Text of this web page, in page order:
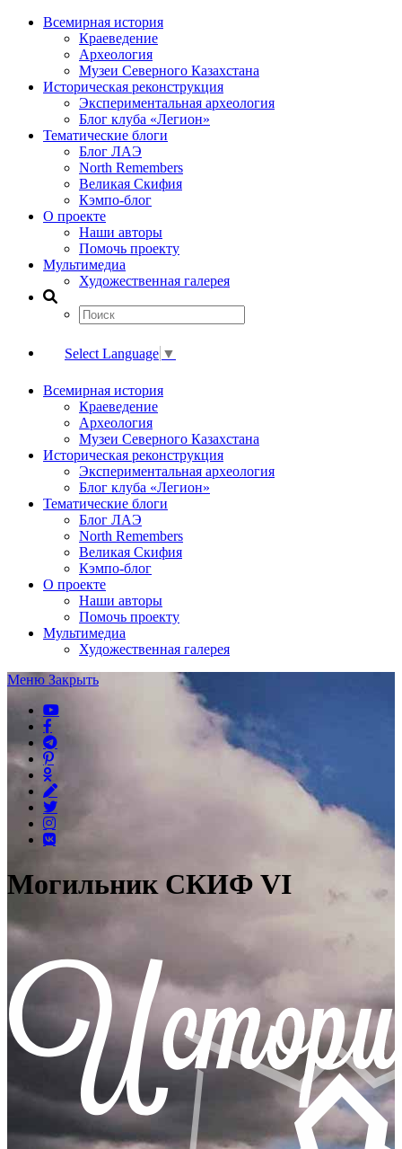
Всемирная история
Краеведение
Археология
Музеи Северного Казахстана
Историческая реконструкция
Экспериментальная археология
Блог клуба «Легион»
Тематические блоги
Блог ЛАЭ
North Remembers
Великая Скифия
Кэмпо-блог
О проекте
Наши авторы
Помочь проекту
Мультимедиа
Художественная галерея
Select Language ▼
Всемирная история
Краеведение
Археология
Музеи Северного Казахстана
Историческая реконструкция
Экспериментальная археология
Блог клуба «Легион»
Тематические блоги
Блог ЛАЭ
North Remembers
Великая Скифия
Кэмпо-блог
О проекте
Наши авторы
Помочь проекту
Мультимедиа
Художественная галерея
Меню Закрыть
Могильник СКИФ VI